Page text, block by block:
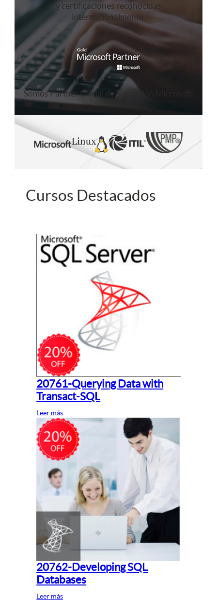
y certificaciones reconocidas
internacionalmente.
Somos Partner Oficial de Educación Microsoft.
Cursos Destacados
20761-Querying Data with
Transact-SQL
Leer más
20762-Developing SQL
Databases
Leer más